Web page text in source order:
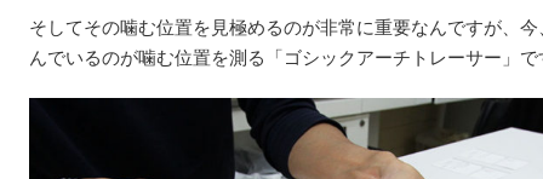
そしてその噛む位置を見極めるのが非常に重要なんですが、
んでいるのが噛む位置を測る「ゴシックアーチトレーサー」で